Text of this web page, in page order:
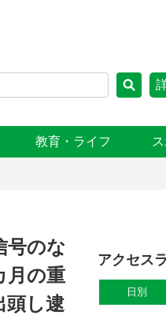
教育・ライフ
号のな
月の重
頭し逮
アクセス
日別